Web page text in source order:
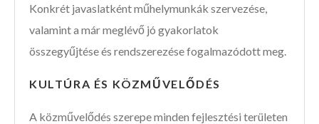
Konkrét javaslatként műhelymunkák szervezése,
valamint a már meglévő jó gyakorlatok
összegyűjtése és rendszerezése fogalmazódott meg.
KULTÚRA ÉS KÖZMŰVELŐDÉS
A közművelődés szerepe minden fejlesztési területen